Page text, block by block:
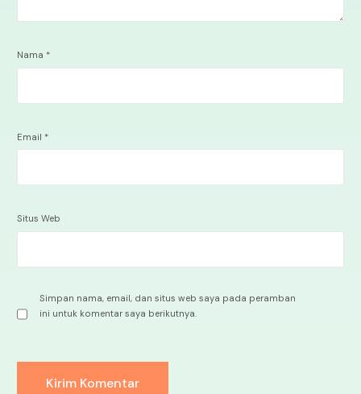
Nama *
Email *
Situs Web
Simpan nama, email, dan situs web saya pada peramban
ini untuk komentar saya berikutnya.